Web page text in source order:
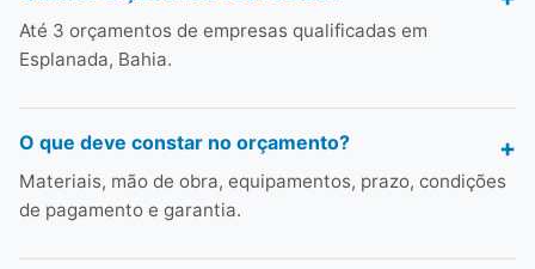
Até 3 orçamentos de empresas qualificadas em
Esplanada, Bahia.
O que deve constar no orçamento?
Materiais, mão de obra, equipamentos, prazo, condições
de pagamento e garantia.